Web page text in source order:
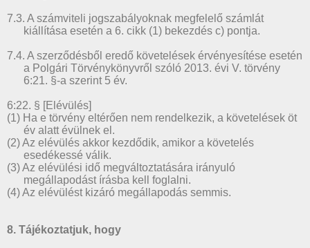
7.3. A számviteli jogszabályoknak megfelelő számlát
kiállítása esetén a 6. cikk (1) bekezdés c) pontja.
7.4. A szerződésből eredő követelések érvényesítése esetén
a Polgári Törvénykönyvről szóló 2013. évi V. törvény
6:21. §-a szerint 5 év.
6:22. § [Elévülés]
(1) Ha e törvény eltérően nem rendelkezik, a követelések öt
év alatt évülnek el.
(2) Az elévülés akkor kezdődik, amikor a követelés
esedékessé válik.
(3) Az elévülési idő megváltoztatására irányuló
megállapodást írásba kell foglalni.
(4) Az elévülést kizáró megállapodás semmis.
8. Tájékoztatjuk, hogy